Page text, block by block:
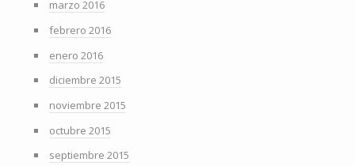
marzo 2016
febrero 2016
enero 2016
diciembre 2015
noviembre 2015
octubre 2015
septiembre 2015